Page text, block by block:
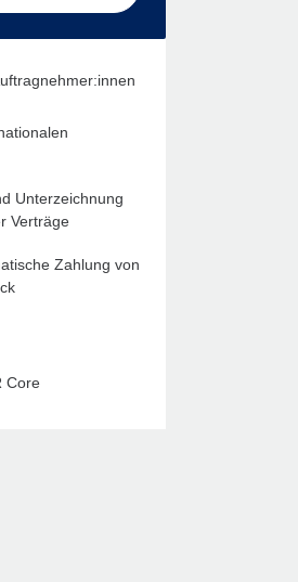
Unterzeichnung
Verträge
Zahlung von
Core